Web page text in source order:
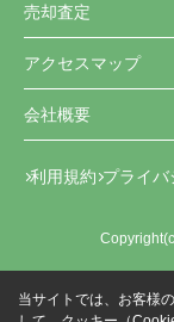
売却査定
アクセスマップ
会社概要
利用規約 プライバ
当サイトでは、お客様